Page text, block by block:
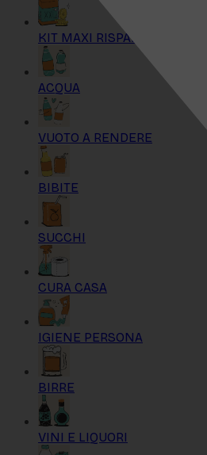
KIT MAXI RISPARMIO
ACQUA
VUOTO A RENDERE
BIBITE
SUCCHI
CURA CASA
IGIENE PERSONA
BIRRE
VINI E LIQUORI